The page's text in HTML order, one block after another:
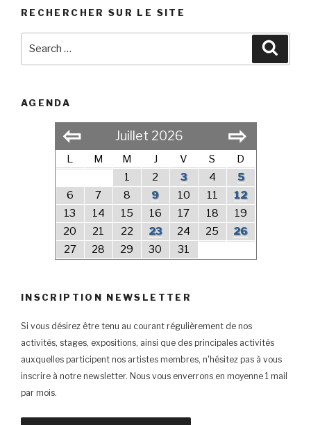
RECHERCHER SUR LE SITE
AGENDA
⇦ Juillet 2026 ⇨
L M M J V S
D
1
2 3 4
5
6
7 8 9 10 11
12
13
14 15 16 17 18
19
20
21 22 23 24 25
26
27
28 29 30 31
INSCRIPTION NEWSLETTER
Si vous désirez être tenu au courant régulièrement de nos
activités, stages, expositions, ainsi que des principales activités
auxquelles participent nos artistes membres, n'hésitez pas à vous
inscrire à notre newsletter. Nous vous enverrons en moyenne 1 mail
par mois.